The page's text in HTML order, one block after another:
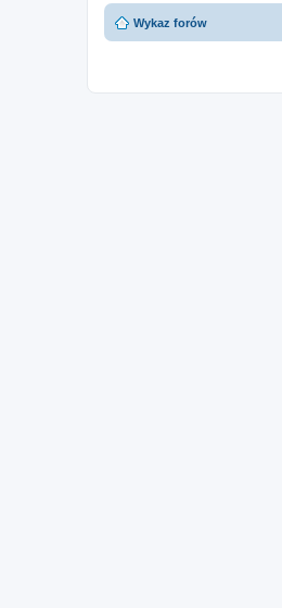
Wykaz forów